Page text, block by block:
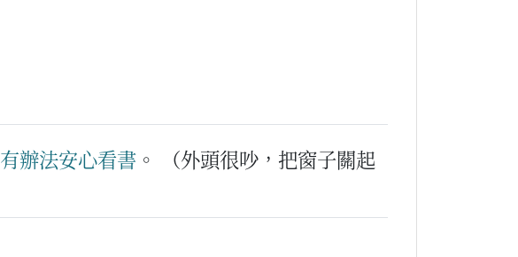
有辦法安心看書 。
（外頭很吵，把窗子關起